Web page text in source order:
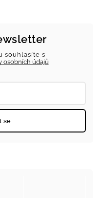
souhlasíte s
osobních údajů
se